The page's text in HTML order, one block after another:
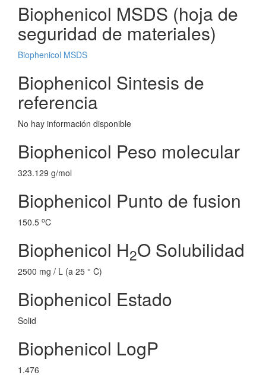
Biophenicol MSDS (hoja de
seguridad de materiales)
Biophenicol MSDS
Biophenicol Sintesis de
referencia
No hay información disponible
Biophenicol Peso molecular
323.129 g/mol
Biophenicol Punto de fusion
150.5 oC
Biophenicol H2O Solubilidad
2500 mg / L (a 25 ° C)
Biophenicol Estado
Solid
Biophenicol LogP
1.476